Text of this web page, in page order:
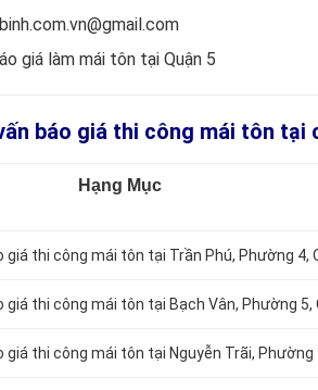
giá làm mái tôn tại Quận 5
báo giá thi công mái tôn tại
Hạng Mục
thi công mái tôn tại Trần Phú, Phường 4,
thi công mái tôn tại Bạch Vân, Phường 5,
thi công mái tôn tại Nguyễn Trãi, Phường